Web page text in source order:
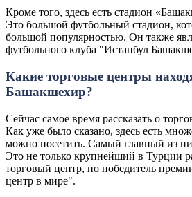
Кроме того, здесь есть стадион
Это большой футбольный стадион,
большой популярностью. Он также
футбольного клуба "Истанбул
Какие торговые центры
Башакшехир?
Сейчас самое время рассказать о
Как уже было сказано, здесь есть
можно посетить. Самый главный из
Это не только крупнейший в Турции
торговый центр, но победитель
центр в мире".